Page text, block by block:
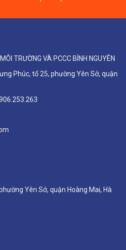
TRƯỜNG VÀ PCCC BÌNH NGUYÊN
Phúc, tổ 25, phường Yên Sở, quận
Yên Sở, quận Hoàng Mai, Hà